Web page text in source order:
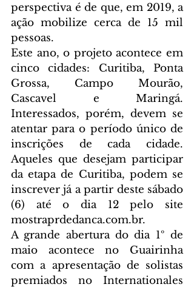
perspectiva é de que, em 2019, a
ação mobilize cerca de 15 mil
pessoas.
Este ano, o projeto acontece em
cinco cidades: Curitiba, Ponta
Grossa, Campo Mourão,
Cascavel e Maringá.
Interessados, porém, devem se
atentar para o período único de
inscrições de cada cidade.
Aqueles que desejam participar
da etapa de Curitiba, podem se
inscrever já a partir deste sábado
(6) até o dia 12 pelo site
mostraprdedanca.com.br.
A grande abertura do dia 1º de
maio acontece no Guairinha
com a apresentação de solistas
premiados no Internationales